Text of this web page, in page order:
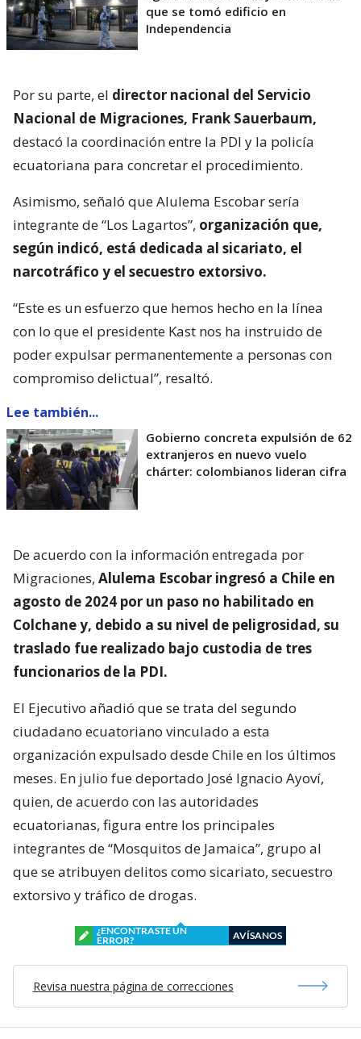
que se tomó edificio en
Independencia
Por su parte, el director nacional del Servicio
Nacional de Migraciones, Frank Sauerbaum,
destacó la coordinación entre la PDI y la policía
ecuatoriana para concretar el procedimiento.
Asimismo, señaló que Alulema Escobar sería
integrante de “Los Lagartos”, organización que,
según indicó, está dedicada al sicariato, el
narcotráfico y el secuestro extorsivo.
“Este es un esfuerzo que hemos hecho en la línea
con lo que el presidente Kast nos ha instruido de
poder expulsar permanentemente a personas con
compromiso delictual”, resaltó.
Lee también...
Gobierno concreta expulsión de 62
extranjeros en nuevo vuelo
chárter: colombianos lideran cifra
De acuerdo con la información entregada por
Migraciones, Alulema Escobar ingresó a Chile en
agosto de 2024 por un paso no habilitado en
Colchane y, debido a su nivel de peligrosidad, su
traslado fue realizado bajo custodia de tres
funcionarios de la PDI.
El Ejecutivo añadió que se trata del segundo
ciudadano ecuatoriano vinculado a esta
organización expulsado desde Chile en los últimos
meses. En julio fue deportado José Ignacio Ayoví,
quien, de acuerdo con las autoridades
ecuatorianas, figura entre los principales
integrantes de “Mosquitos de Jamaica”, grupo al
que se atribuyen delitos como sicariato, secuestro
extorsivo y tráfico de drogas.
¿ENCONTRASTE UN
ERROR?
AVÍSANOS
Revisa nuestra página de correcciones